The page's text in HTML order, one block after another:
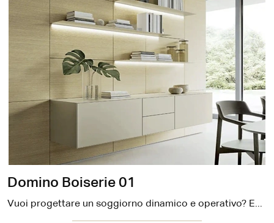
Domino Boiserie 01
Vuoi progettare un soggiorno dinamico e operativo? Ecco a te la parete attrezzata Domino Boiserie 01 Sangiacomo dalle linee decise moderne.